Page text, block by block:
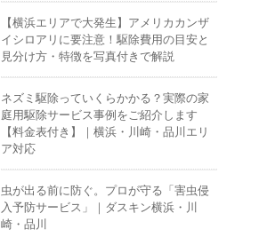
【横浜エリアで大発生】アメリカカンザ
イシロアリに要注意！駆除費用の目安と
見分け方・特徴を写真付きで解説
ネズミ駆除っていくらかかる？実際の家
庭用駆除サービス事例をご紹介します
【料金表付き】｜横浜・川崎・品川エリ
ア対応
虫が出る前に防ぐ。プロが守る「害虫侵
入予防サービス」｜ダスキン横浜・川
崎・品川